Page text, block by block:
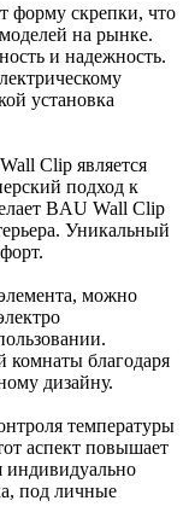
форму скрепки, что
на рынке.
и надежность.
установка
Clip является
подход к
BAU Wall Clip
Уникальный
можно
комнаты благодаря
дизайну.
температуры
аспект повышает
индивидуально
под личные